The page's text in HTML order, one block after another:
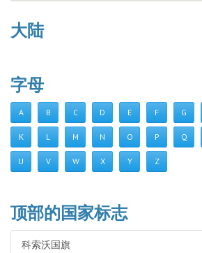
大陆
字母
A B C D E F G
K L M N O P Q
U V W X Y Z
顶部的国家标志
科索沃国旗